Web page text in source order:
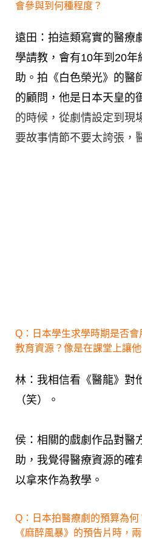
會參與到何種程度？
遠田：拍這類寫實的醫療
學請教，會有10年到20年
助。拍《白色榮光》的醫
的顧問，他是日本天皇的
的時候，從劇情設定到現
要故事情節不要太誇張，
Q：日本學生求學時期是否
教育資源？像是在課堂上讓
林：我相信看《醫龍》對
（笑）。
侯：相關的戲劇作品對醫
助，我覺得醫療資源的確
以拿來作為教學。
Q：日本拍醫療劇的預算為
《麻醉風暴》的預告片時，